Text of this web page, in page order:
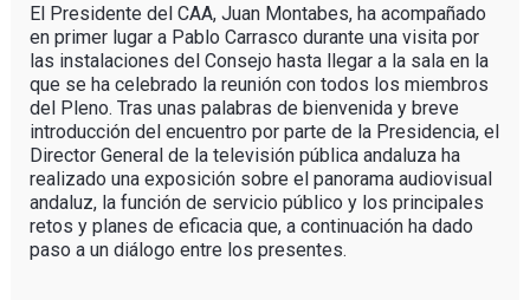
El Presidente del CAA, Juan Montabes, ha acompañado
en primer lugar a Pablo Carrasco durante una visita por
las instalaciones del Consejo hasta llegar a la sala en la
que se ha celebrado la reunión con todos los miembros
del Pleno. Tras unas palabras de bienvenida y breve
introducción del encuentro por parte de la Presidencia, el
Director General de la televisión pública andaluza ha
realizado una exposición sobre el panorama audiovisual
andaluz, la función de servicio público y los principales
retos y planes de eficacia que, a continuación ha dado
paso a un diálogo entre los presentes.